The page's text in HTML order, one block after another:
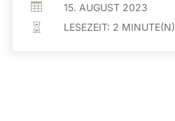
 15. AUGUST 2023
 LESEZEIT: 2 MINUTE(N)